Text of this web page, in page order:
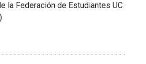
la Federación de Estudiantes UC